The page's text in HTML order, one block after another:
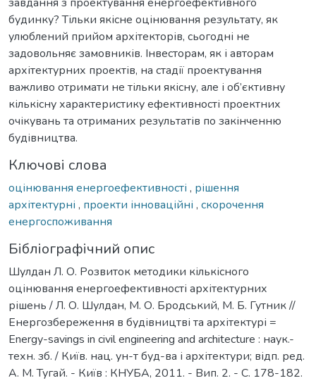
будинку? Тільки якісне оцінювання результату, як
улюблений прийом архітекторів, сьогодні не
задовольняє замовників. Інвесторам, як і авторам
архітектурних проектів, на стадії проектування
важливо отримати не тільки якісну, але і об’єктивну
кількісну характеристику ефективності проектних
очікувань та отриманих результатів по закінченню
будівництва.
Ключові слова
оцінювання енергоефективності , рішення
архітектурні , проекти інноваційні , скорочення
енергоспоживання
Бібліографічний опис
Шулдан Л. О. Розвиток методики кількісного
оцінювання енергоефективності архітектурних
рішень / Л. О. Шулдан, М. О. Бродський, М. Б. Гутник //
Енергозбереження в будівництві та архітектурі =
Еnergy-savings in civil engineering and architecture : наук.-
техн. зб. / Київ. нац. ун-т буд-ва і архітектури; відп. ред.
А. М. Тугай. - Київ : КНУБА, 2011. - Вип. 2. - С. 178-182.